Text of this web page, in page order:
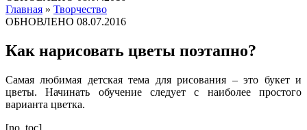
Главная » Творчество
ОБНОВЛЕНО 08.07.2016
Как нарисовать цветы поэтапно?
Самая любимая детская тема для рисования – это букет и
цветы. Начинать обучение следует с наиболее простого
варианта цветка.
[no_toc]